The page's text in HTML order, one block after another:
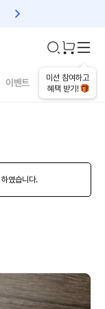
친구초대 1만원 리워드!
미션 참여하고
혜택 받기!
이벤트 건강매거진
하였습니다.